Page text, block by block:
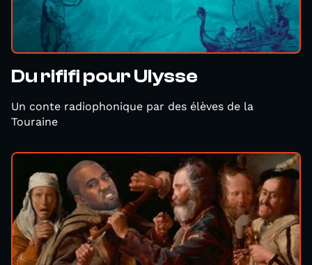
Du rififi pour Ulysse
Un conte radiophonique par des élèves de la
Touraine